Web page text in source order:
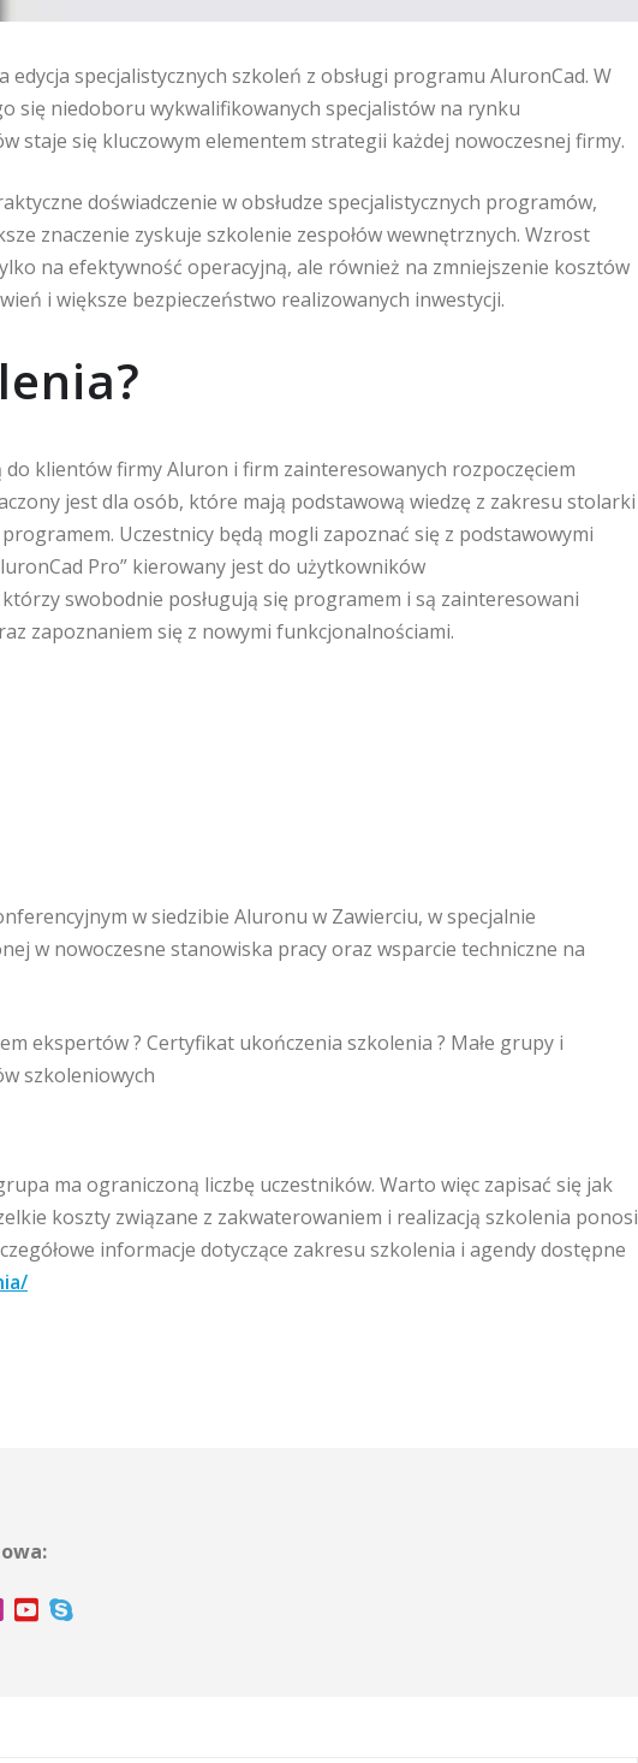
specjalistycznych szkoleń z obsługi programu AluronCad. W
się niedoboru wykwalifikowanych specjalistów na rynku
staje się kluczowym elementem strategii każdej nowoczesnej firmy.
doświadczenie w obsłudze specjalistycznych programów,
znaczenie zyskuje szkolenie zespołów wewnętrznych. Wzrost
na efektywność operacyjną, ale również na zmniejszenie kosztów
i większe bezpieczeństwo realizowanych inwestycji.
do klientów firmy Aluron i firm zainteresowanych rozpoczęciem
jest dla osób, które mają podstawową wiedzę z zakresu stolarki
Uczestnicy będą mogli zapoznać się z podstawowymi
Pro” kierowany jest do użytkowników
swobodnie posługują się programem i są zainteresowani
zapoznaniem się z nowymi funkcjonalnościami.
w siedzibie Aluronu w Zawierciu, w specjalnie
w nowoczesne stanowiska pracy oraz wsparcie techniczne na
ekspertów ? Certyfikat ukończenia szkolenia ? Małe grupy i
szkoleniowych
ma ograniczoną liczbę uczestników. Warto więc zapisać się jak
koszty związane z zakwaterowaniem i realizacją szkolenia ponosi
informacje dotyczące zakresu szkolenia i agendy dostępne